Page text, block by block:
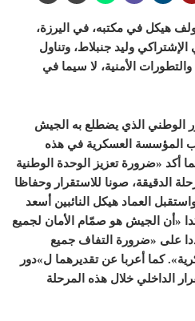
هيكل في مكتبه، في اليرزة،
وليد جنبلاط، وتناول
والتطورات الأمنية، لا سيما في
الوطني الذي يضطلع به الجيش
المؤسسة العسكرية في هذه
أكد «ضرورة تعزيز الوحدة الوطنية
الدقيقة، صونا للاستقرار وحفاظا
العماد هيكل النائبين أسعد
«أن الجيش هو صمّام الأمان لجميع
على «ضرورة التفاف جميع
كما أعربا عن تقديرهما ل»دور
الداخلي خلال هذه المرحلة